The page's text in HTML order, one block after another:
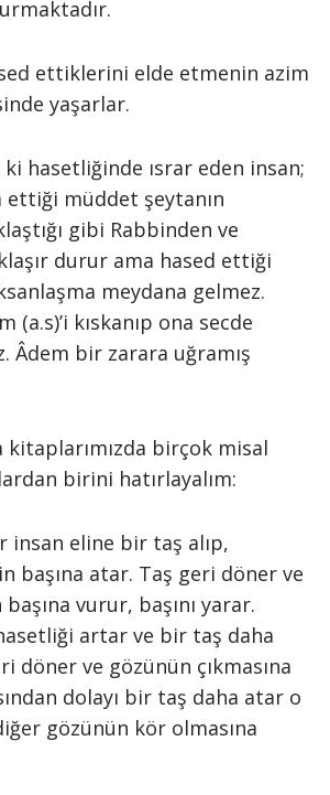
ettiklerini elde etmenin azim
yaşarlar.
hasetliğinde ısrar eden insan;
ettiği müddet şeytanın
gibi Rabbinden ve
durur ama hased ettiği
meydana gelmez.
(a.s)’i kıskanıp ona secde
Âdem bir zarara uğramış
kitaplarımızda birçok misal
birini hatırlayalım:
insan eline bir taş alıp,
başına atar. Taş geri döner ve
vurur, başını yarar.
artar ve bir taş daha
döner ve gözünün çıkmasına
dolayı bir taş daha atar o
gözünün kör olmasına